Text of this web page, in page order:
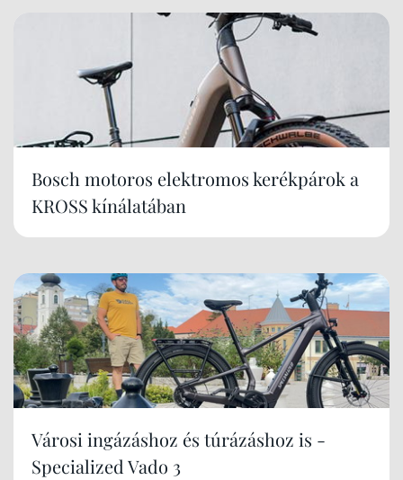
Bosch motoros elektromos kerékpárok a
KROSS kínálatában
Városi ingázáshoz és túrázáshoz is -
Specialized Vado 3